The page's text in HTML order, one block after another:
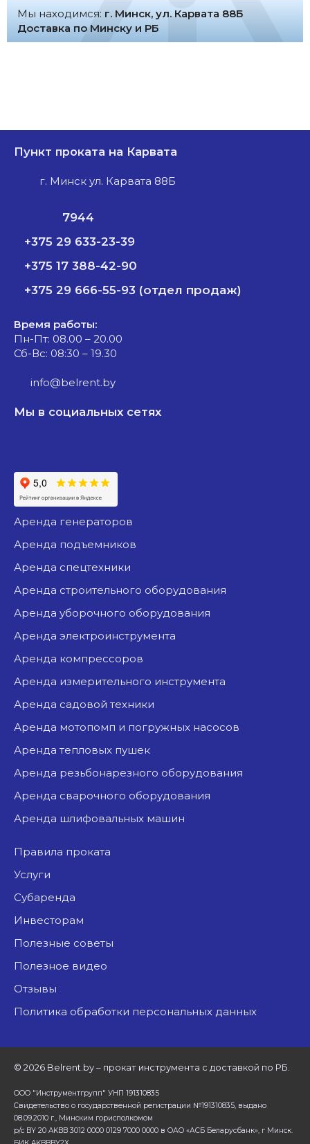
Мы находимся: г. Минск, ул. Карвата 88Б
Доставка по Минску и РБ
Пункт проката на Карвата
г. Минск ул. Карвата 88Б
7944
+375 29 633-23-39
+375 17 388-42-90
+375 29 666-55-93 (отдел продаж)
Время работы:
Пн-Пт: 08.00 – 20.00
Сб-Вс: 08:30 – 19.30
info@belrent.by
Мы в социальных сетях
аренда генераторов
аренда подъемников
аренда спецтехники
аренда строительного оборудования
аренда уборочного оборудования
аренда электроинструмента
аренда компрессоров
аренда измерительного инструмента
аренда садовой техники
аренда мотопомп и погружных насосов
аренда тепловых пушек
аренда резьбонарезного оборудования
аренда сварочного оборудования
аренда шлифовальных машин
Правила проката
Услуги
Субаренда
Инвесторам
Полезные советы
Полезное видео
Отзывы
Политика обработки персональных данных
© 2026 Belrent.by – прокат инструмента с доставкой по РБ.
ООО "Инструментгрупп" УНП 191310835
Свидетельство о государственной регистрации №191310835, выдано
08.09.2010 г., Минским горисполкомом
р/с BY 20 AKBB 3012 0000 0129 7000 0000 в ОАО «АСБ Беларусбанк», г Минск.